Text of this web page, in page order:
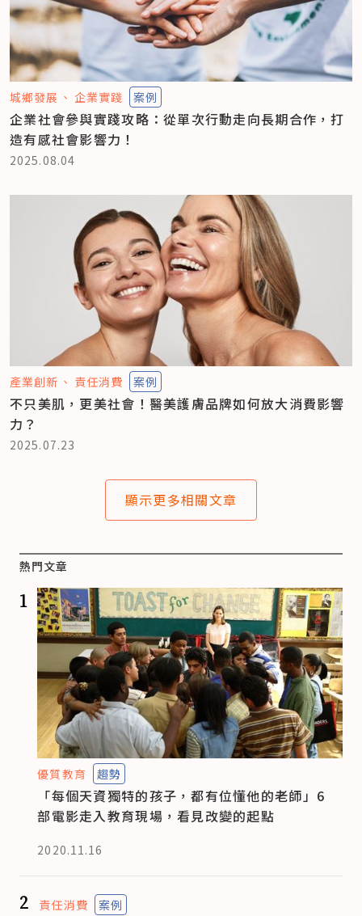
城鄉發展 企業實踐 案例
企業社會參與實踐攻略：從單次行動走向長期合作，打
造有感社會影響力！
2025.08.04
產業創新 責任消費 案例
不只美肌，更美社會！醫美護膚品牌如何放大消費影響
力？
2025.07.23
顯示更多相關文章
熱門文章
1
優質教育 趨勢
「每個天資獨特的孩子，都有位懂他的老師」6
部電影走入教育現場，看見改變的起點
2020.11.16
2 責任消費 案例